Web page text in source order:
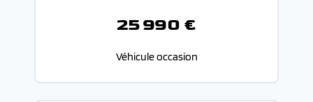
25 990 €
Véhicule occasion